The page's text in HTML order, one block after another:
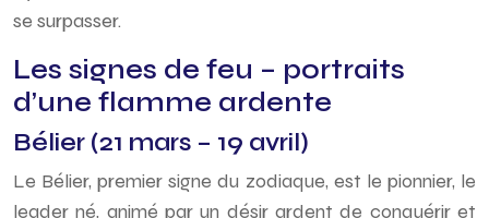
se surpasser.
Les signes de feu – portraits
d’une flamme ardente
Bélier (21 mars – 19 avril)
Le Bélier, premier signe du zodiaque, est le pionnier, le
leader né, animé par un désir ardent de conquérir et